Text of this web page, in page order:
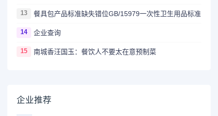
13 餐具包产品标准缺失错位GB/15979一次性卫生用品标准
14 企业查询
15 南城香汪国玉：餐饮人不要太在意预制菜
企业推荐